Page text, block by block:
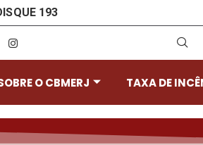
193
O CBMERJ TAXA DE